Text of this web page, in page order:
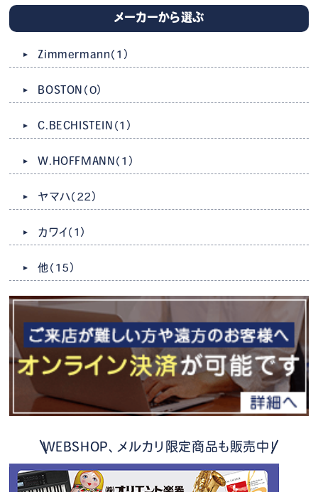
メーカーから選ぶ
Zimmermann（1）
BOSTON （0）
C.BECHISTEIN （1）
W.HOFFMANN （1）
ヤマハ（22）
カワイ （1）
他 （15）
WEBSHOP、メルカリ限定商品も販売中！